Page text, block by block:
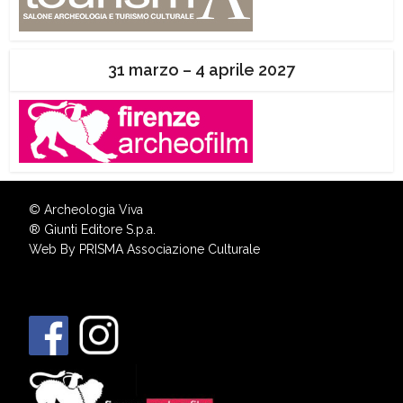
31 marzo – 4 aprile 2027
© Archeologia Viva
® Giunti Editore S.p.a.
Web By PRISMA Associazione Culturale